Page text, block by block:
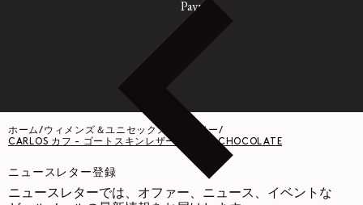
Paypal
ホーム/ウィメンズ＆ユニセックスジュエリー/
CARLOS カフ - ゴートスキンレザー - DARK CHOCOLATE
ニュースレター登録
ニュースレターでは、オファー、ニュース、イベントな